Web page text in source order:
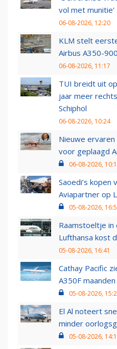
vol met munitie'
06-08-2026, 12:20
KLM stelt
Airbus A350-
06-08-2026, 11:17
TUI breidt uit
jaar meer
Schiphol
06-08-2026, 10:24
Nieuwe
voor geplaagd
06-08-2026,
Saoedi’s kopen
Aviapartner op
05-08-2026,
Raamstoeltje in
Lufthansa kost
05-08-2026, 16:41
Cathay Pacific
A350F
05-08-2026,
El Al noteert
minder
05-08-2026,